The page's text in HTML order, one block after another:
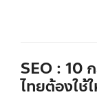
SEO : 10
ไทยต้องใ